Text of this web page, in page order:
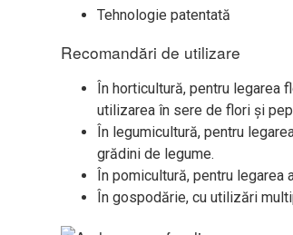
Tehnologie patentată
Recomandări de utilizare
În horticultură, pentru
utilizarea în sere de flori și
În legumicultură, pentru
grădini de legume.
În pomicultură, pentru
În gospodărie, cu utilizări